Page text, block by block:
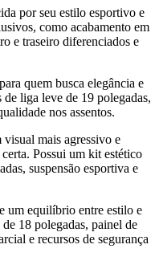
por seu estilo esportivo e
como acabamento em
e traseiro diferenciados e
quem busca elegância e
liga leve de 19 polegadas,
nos assentos.
mais agressivo e
Possui um kit estético
suspensão esportiva e
um equilíbrio entre estilo e
18 polegadas, painel de
e recursos de segurança